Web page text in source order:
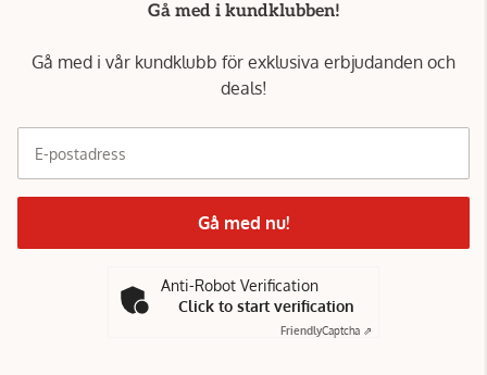
Gå med i kundklubben!
Gå med i vår kundklubb för exklusiva erbjudanden och
deals!
E-postadress
Gå med nu!
Anti-Robot Verification
Click to start verification
FriendlyCaptcha ⇗